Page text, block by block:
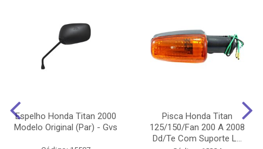
Espelho Honda Titan 2000
Modelo Original (Par) - Gvs
Pisca Honda Titan
125/150/Fan 200 A 2008
Dd/Te Com Suporte L...